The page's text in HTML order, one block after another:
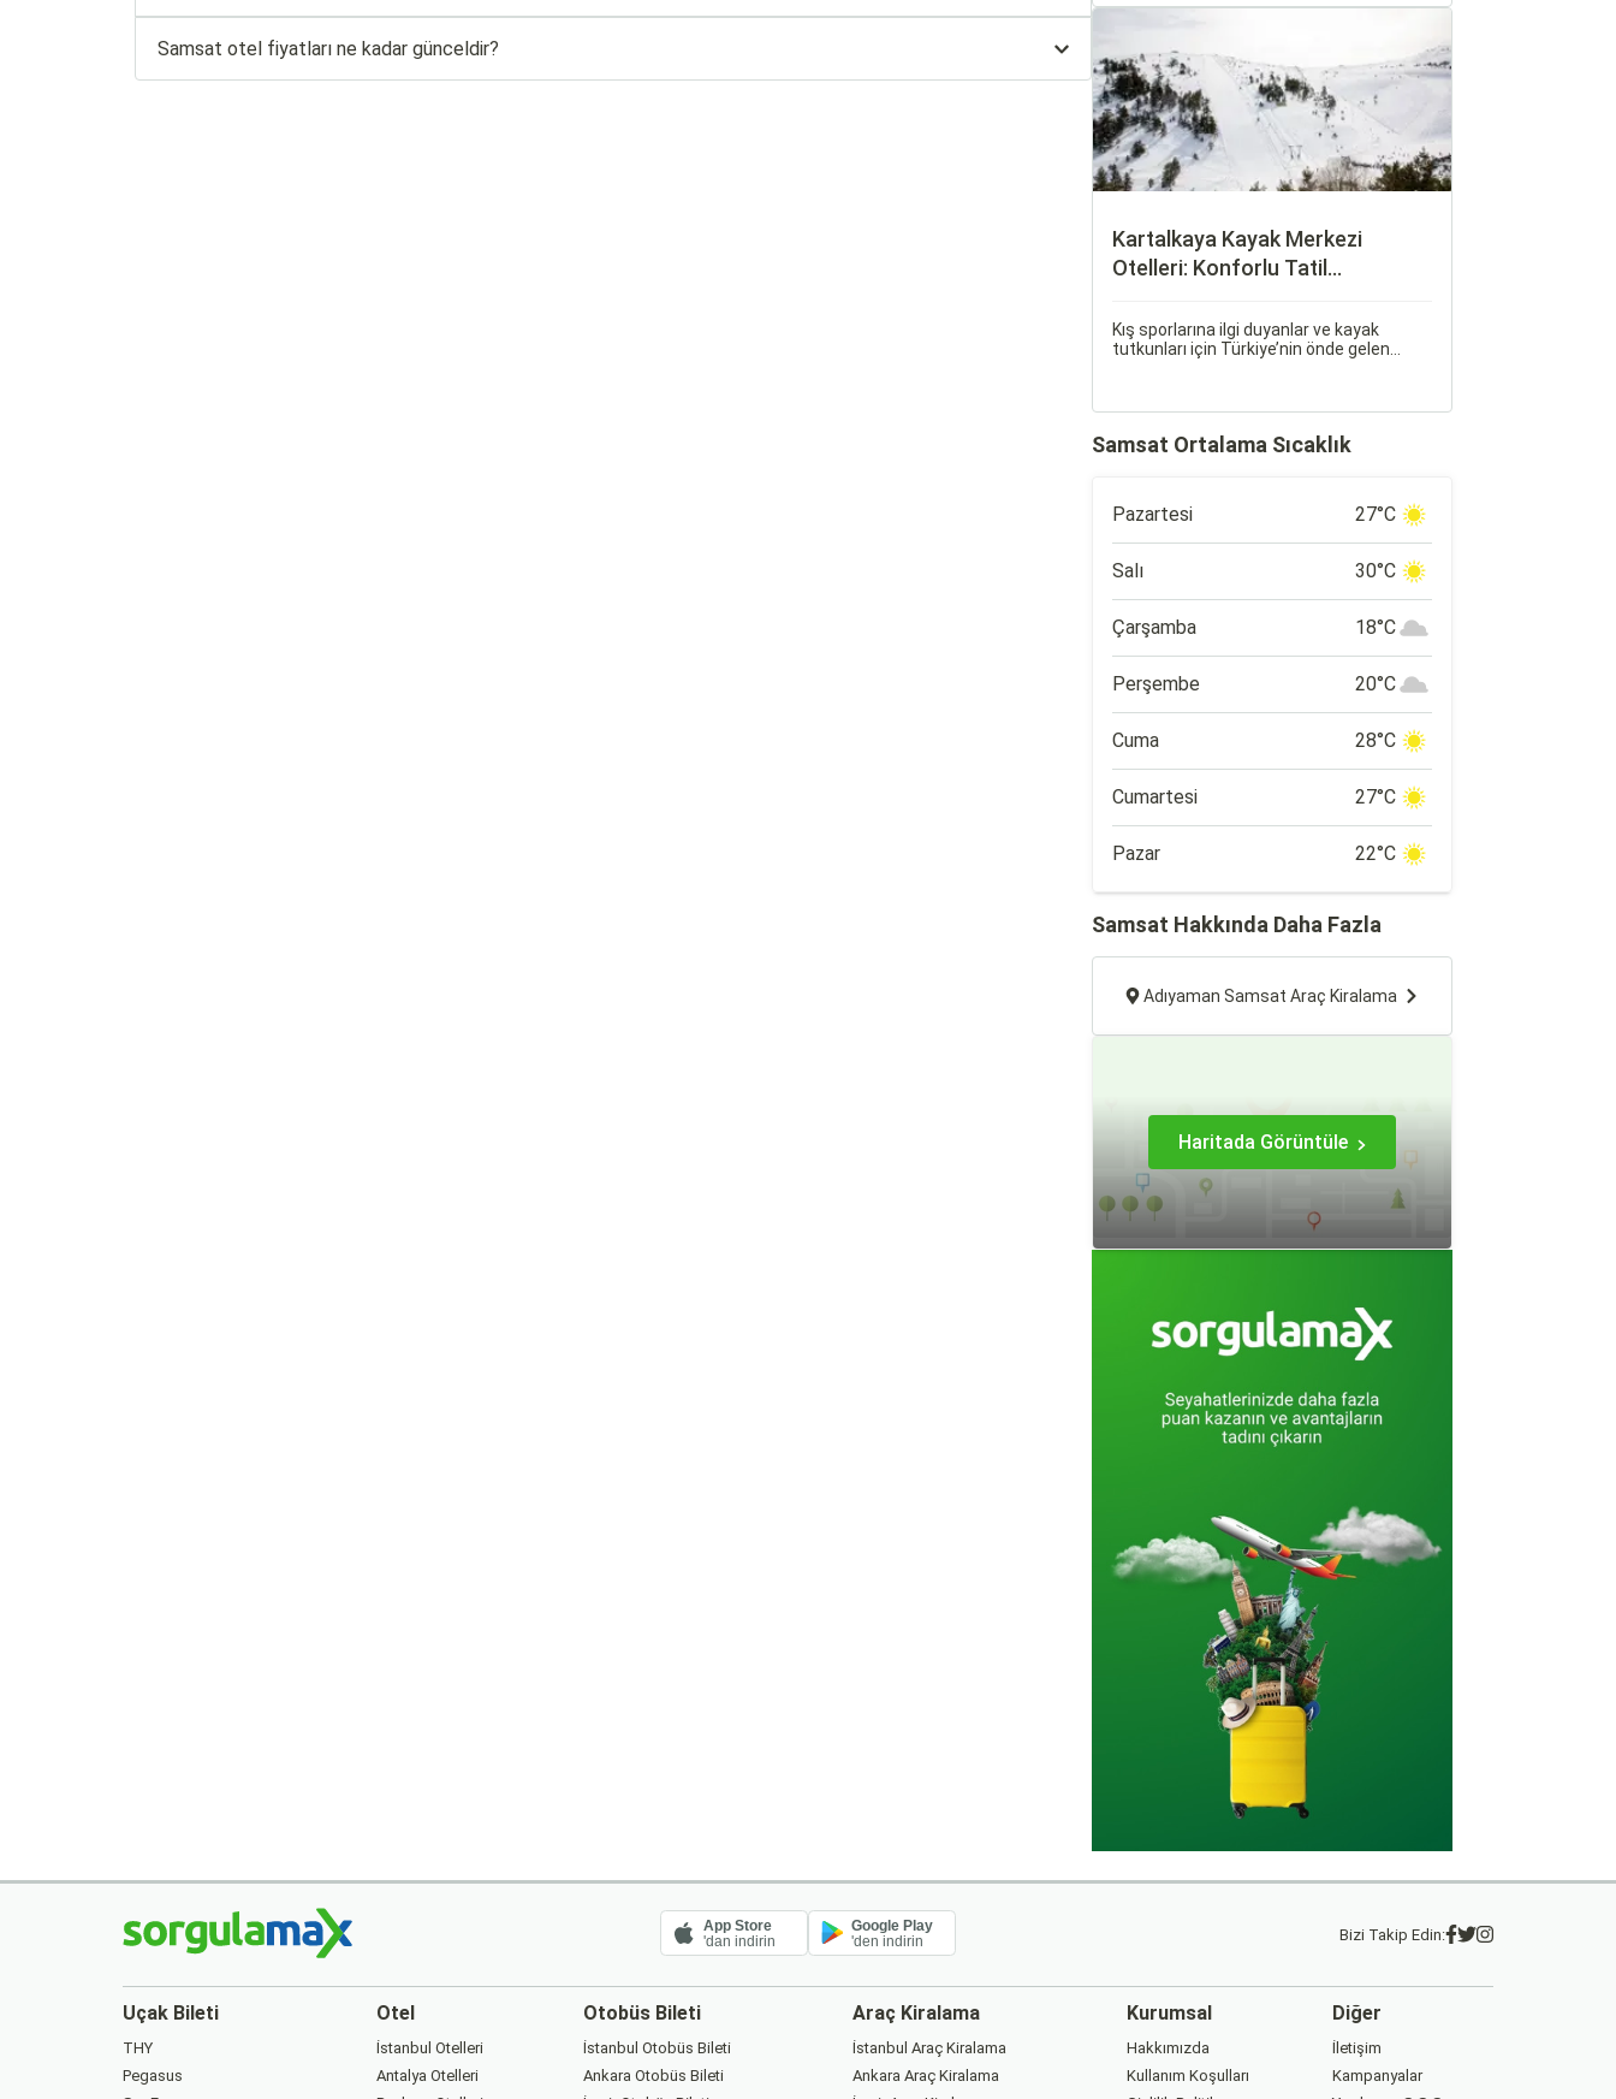
Samsat otel fiyatları ne kadar günceldir?
Kartalkaya Kayak Merkezi
Otelleri: Konforlu Tatil
Kış sporlarına ilgi duyanlar ve kayak
tutkunları için Türkiye’nin önde gelen
güzellikleri içerisinde konumlanan
popüler bir tatil rotası.
Samsat Ortalama Sıcaklık
Pazartesi 27°C
Salı 30°C
Çarşamba 18°C
Perşembe 20°C
Cuma 28°C
Cumartesi 27°C
Pazar 22°C
Samsat Hakkında Daha Fazla
Adıyaman Samsat Araç Kiralama
Haritada Görüntüle
App Store
'dan indirin
Google Play
'den indirin Bizi Takip Edin:
Uçak Bileti
THY
Pegasus
Otel
İstanbul Otelleri
Antalya Otelleri
Otobüs Bileti
İstanbul Otobüs Bileti
Ankara Otobüs Bileti
Araç Kiralama
İstanbul Araç Kiralama
Ankara Araç Kiralama
Kurumsal
Hakkımızda
Kullanım Koşulları
Diğer
İletişim
Kampanyalar